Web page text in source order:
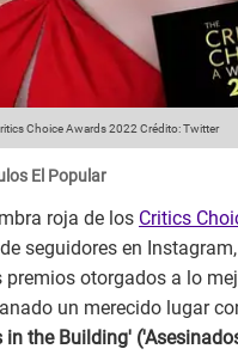
Choice Awards 2022 Crédito: Twitter
El Popular
roja de los Critics
seguidores en
premios otorgados a lo
un merecido lugar
in the Building'